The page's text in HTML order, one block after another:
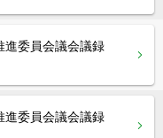
進委員会議会議録
進委員会議会議録